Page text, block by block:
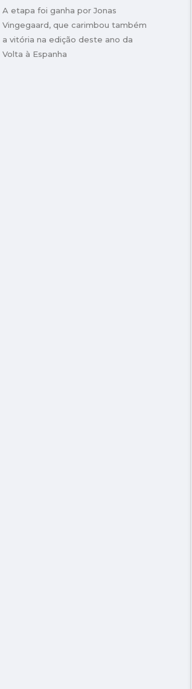
A etapa foi ganha por Jonas
Vingegaard, que carimbou também
a vitória na edição deste ano da
Volta à Espanha